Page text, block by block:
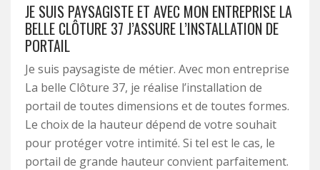
JE SUIS PAYSAGISTE ET AVEC MON ENTREPRISE LA
BELLE CLÔTURE 37 J’ASSURE L’INSTALLATION DE
PORTAIL
Je suis paysagiste de métier. Avec mon entreprise
La belle Clôture 37, je réalise l’installation de
portail de toutes dimensions et de toutes formes.
Le choix de la hauteur dépend de votre souhait
pour protéger votre intimité. Si tel est le cas, le
portail de grande hauteur convient parfaitement.